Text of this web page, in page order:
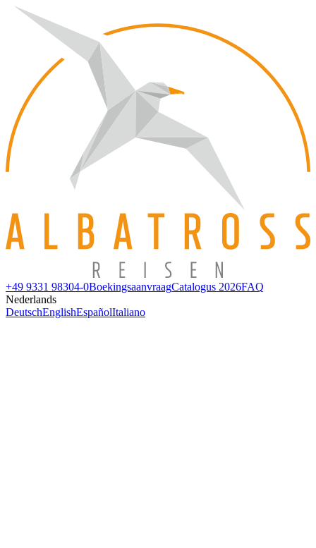
+49 9331 98304-0BoekingsaanvraagCatalogus 2026FAQ
Nederlands
DeutschEnglishEspañolItaliano